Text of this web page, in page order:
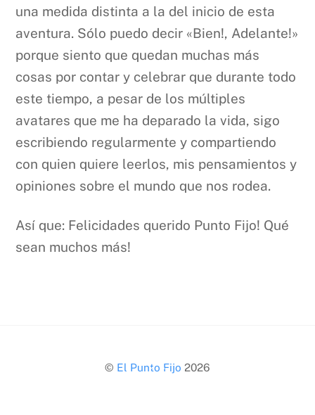
una medida distinta a la del inicio de esta
aventura. Sólo puedo decir «Bien!, Adelante!»
porque siento que quedan muchas más
cosas por contar y celebrar que durante todo
este tiempo, a pesar de los múltiples
avatares que me ha deparado la vida, sigo
escribiendo regularmente y compartiendo
con quien quiere leerlos, mis pensamientos y
opiniones sobre el mundo que nos rodea.
Así que: Felicidades querido Punto Fijo! Qué
sean muchos más!
Back
© El Punto Fijo 2026